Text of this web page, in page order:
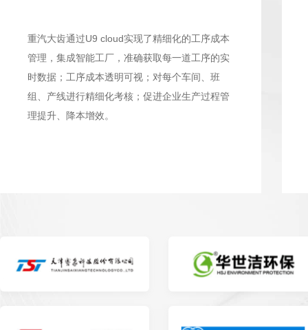
重汽大齿通过U9 cloud实现了精细化的工序成本
管理，集成智能工厂，准确获取每一道工序的实
时数据；工序成本透明可视；对每个车间、班
组、产线进行精细化考核；促进企业生产过程管
理提升、降本增效。